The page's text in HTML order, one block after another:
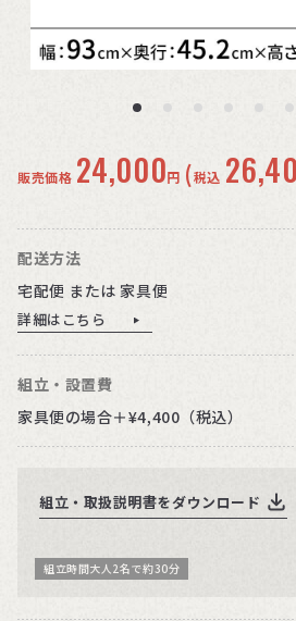
販売価格 24,000円 (税込
配送方法
宅配便 または 家具便
詳細はこちら
組立・設置費
家具便の場合＋¥4,400（税込）
組立・取扱説明書をダウンロード
組立時間大人2名で約30分